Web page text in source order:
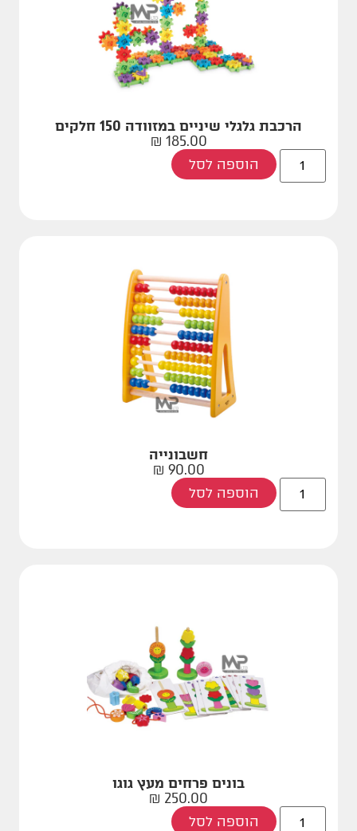
הרכבת גלגלי שיניים במזוודה 150 חלקים
185.00
₪
הוספה לסל
חשבונייה
90.00
₪
הוספה לסל
בונים פרחים מעץ גוגו
250.00
₪
הוספה לסל